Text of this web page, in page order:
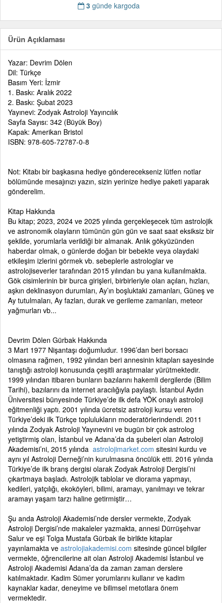
3günde kargoda
Ürün Açıklaması
Yazar: Devrim Dölen
Dil: Türkçe
Basım Yeri: İzmir
1. Baskı: Aralık 2022
2. Baskı: Şubat 2023
Yayınevi: Zodyak Astroloji Yayıncılık
Sayfa Sayısı: 342 (Büyük Boy)
Kapak: Amerikan Bristol
ISBN: 978-605-72787-0-8
Not: Kitabı bir başkasına hediye gönderecekseniz lütfen notlar
bölümünde mesajınızı yazın, sizin yerinize hediye paketi yaparak
gönderelim.
Kitap Hakkında
Bu kitap; 2023, 2024 ve 2025 yılında gerçekleşecek tüm astrolojik
ve astronomik olayların tümünün gün gün ve saat saat eksiksiz bir
şekilde, yorumlarla verildiği bir almanak. Anlık gökyüzünden
haberdar olmak, o günlerde doğan bir bebekte veya olaydaki
etkileşim izlerini görmek vb. sebeplerle astrologlar ve
astrolojiseverler tarafından 2015 yılından bu yana kullanılmakta.
Gök cisimlerinin bir burca girişleri, birbirleriyle olan açıları, hızları,
aşkın deklinasyon durumları, Ay’ın boşluktaki zamanları, Güneş ve
Ay tutulmaları, Ay fazları, durak ve gerileme zamanları, meteor
yağmurları vb...
Devrim Dölen Gürbak Hakkında
3 Mart 1977 Nişantaşı doğumludur. 1996’dan beri borsacı
olmasına rağmen, 1992 yılından beri annesinin kitapları sayesinde
tanıştığı astroloji konusunda çeşitli araştırmalar yürütmektedir.
1999 yılından itibaren bunların bazılarını hakemli dergilerde (Bilim
Tarihi), bazılarını da internet aracılığıyla paylaştı. İstanbul Aydın
Üniversitesi bünyesinde Türkiye’de ilk defa YÖK onaylı astroloji
eğitmenliği yaptı. 2001 yılında ücretsiz astroloji kursu veren
Türkiye’deki ilk Türkçe toplulukların moderatörlerindendi. 2011
yılında Zodyak Astroloji Yayınevini ve bugün bir çok astrolog
yetiştirmiş olan, İstanbul ve Adana’da da şubeleri olan Astroloji
Akademisi’ni, 2015 yılında astrolojimarket.com sitesini kurdu ve
aynı yıl Astroloji Derneği’nin kurulmasına öncülük etti. 2016 yılında
Türkiye’de ilk branş dergisi olarak Zodyak Astroloji Dergisi’ni
çıkartmaya başladı. Astrolojik tablolar ve diorama yapmayı,
kedileri, yatçılığı, ekoköyleri, bilimi, aramayı, yanılmayı ve tekrar
aramayı yaşam tarzı haline getirmiştir…
Şu anda Astroloji Akademisi’nde dersler vermekte, Zodyak
Astroloji Dergisi’nde makaleler yazmakta, annesi Dürrüşehvar
Salur ve eşi Tolga Mustafa Gürbak ile birlikte kitaplar
yayınlamakta ve astrolojiakademisi.com sitesinde güncel bilgiler
vermekte, öğrencilerine ait olan Astroloji Akademisi İstanbul ve
Astroloji Akademisi Adana’da da zaman zaman derslere
katılmaktadır. Kadim Sümer yorumlarını kullanır ve kadim
kaynaklar kadar, deneyime ve bilimsel metotlara önem
vermektedir.